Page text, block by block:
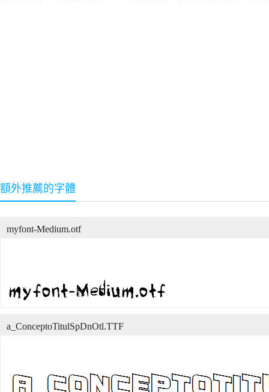
額外推薦的字體
myfont-Medium.otf
a_ConceptoTitulSpDnOtl.TTF